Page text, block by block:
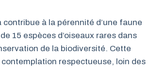
contribue à la pérennité d’une faune
15 espèces d’oiseaux rares dans
de la biodiversité. Cette
respectueuse, loin des